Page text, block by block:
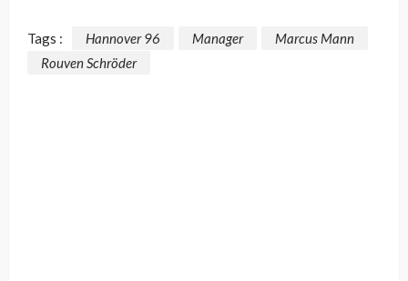
Tags : Hannover 96 Manager
Marcus Mann
Rouven Schröder